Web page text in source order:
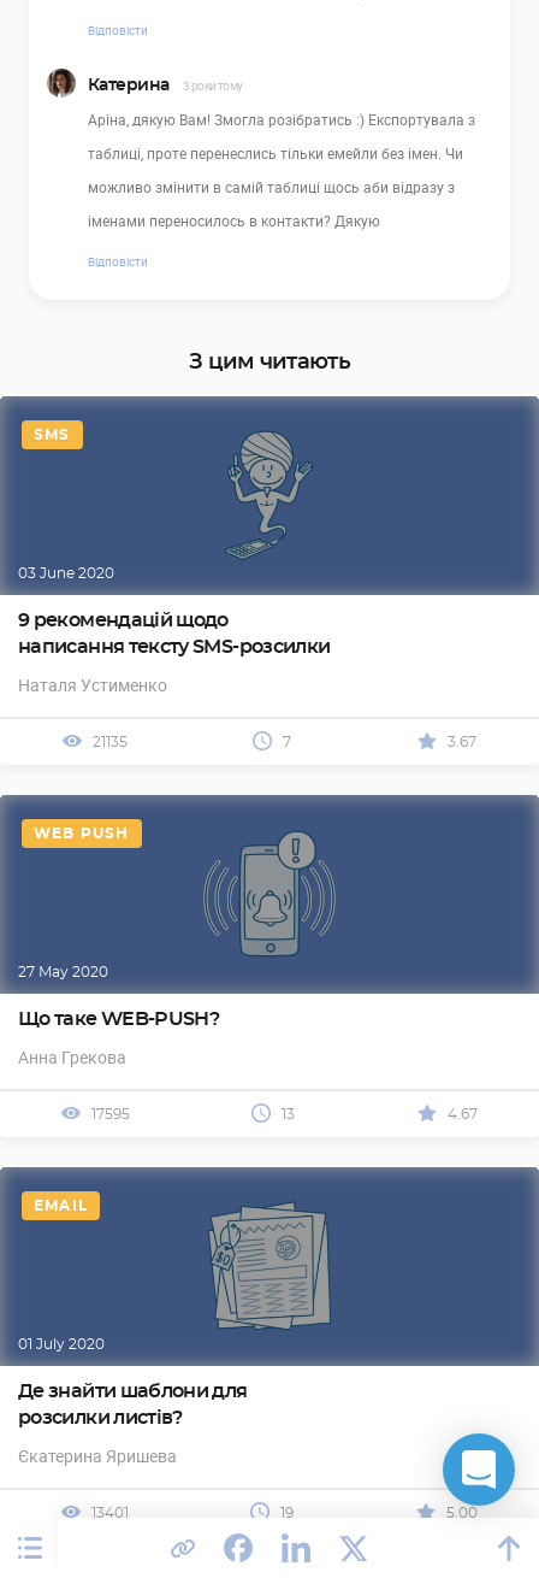
Відповісти
Катерина 3 роки тому
Аріна, дякую Вам! Змогла розібратись :) Експортувала з
таблиці, проте перенеслись тільки емейли без імен. Чи
можливо змінити в самій таблиці щось аби відразу з
іменами переносилось в контакти? Дякую
Відповісти
З цим читають
SMS
03 June 2020
9 рекомендацій щодо
написання тексту SMS-розсилки
Наталя Устименко
21135 7 3.67
WEB PUSH
27 May 2020
Що таке WEB-PUSH?
Анна Грекова
17595 13 4.67
EMAIL
01 July 2020
Де знайти шаблони для
розсилки листів?
Єкатерина Яришева
13401 19 5.00